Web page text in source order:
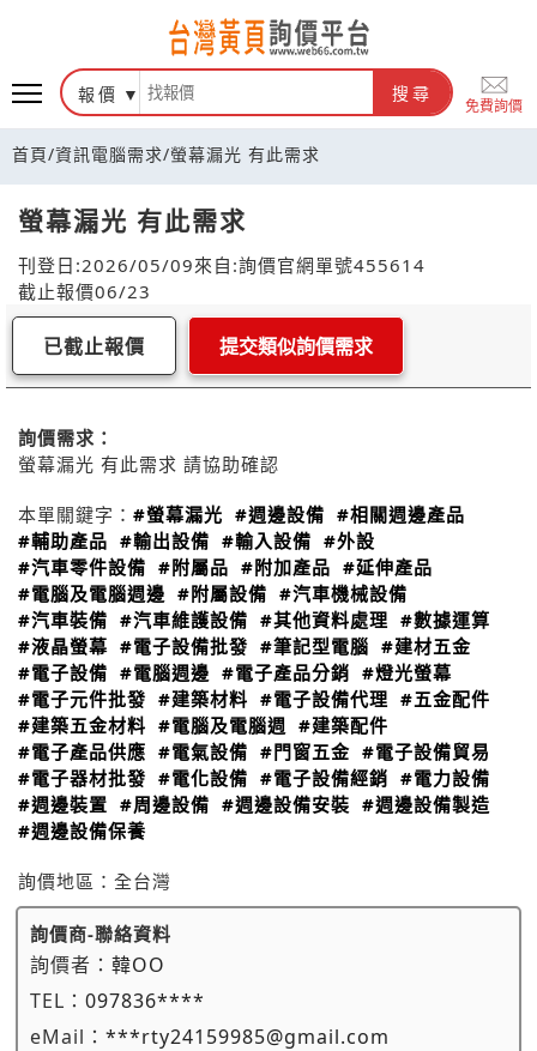
報價 搜尋
免費詢價
首頁/資訊電腦需求/螢幕漏光 有此需求
螢幕漏光 有此需求
刊登日:2026/05/09來自:詢價官網單號455614
截止報價06/23
已截止報價 提交類似詢價需求
詢價需求：
螢幕漏光 有此需求 請協助確認
本單關鍵字： #螢幕漏光 #週邊設備 #相關週邊產品
#輔助產品 #輸出設備 #輸入設備 #外設
#汽車零件設備 #附屬品 #附加產品 #延伸產品
#電腦及電腦週邊 #附屬設備 #汽車機械設備
#汽車裝備 #汽車維護設備 #其他資料處理 #數據運算
#液晶螢幕 #電子設備批發 #筆記型電腦 #建材五金
#電子設備 #電腦週邊 #電子產品分銷 #燈光螢幕
#電子元件批發 #建築材料 #電子設備代理 #五金配件
#建築五金材料 #電腦及電腦週 #建築配件
#電子產品供應 #電氣設備 #門窗五金 #電子設備貿易
#電子器材批發 #電化設備 #電子設備經銷 #電力設備
#週邊裝置 #周邊設備 #週邊設備安裝 #週邊設備製造
#週邊設備保養
詢價地區： 全台灣
詢價商-聯絡資料
詢價者： 韓OO
TEL： 097836****
eMail： ***rty24159985@gmail.com